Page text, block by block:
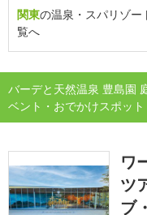
関東の温泉・スパリゾー
覧へ
バーデと天然温泉 豊島園
ベント・おでかけスポット
ワ
ツ
ブ